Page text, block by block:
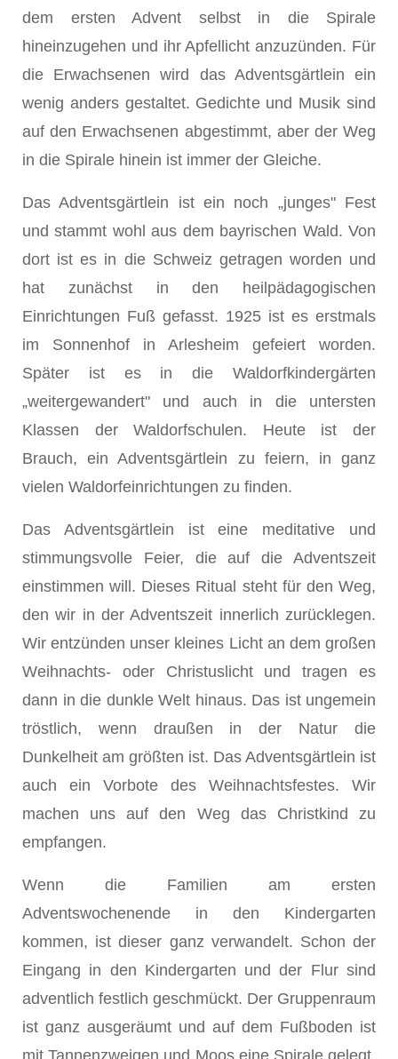
dem ersten Advent selbst in die Spirale
hineinzugehen und ihr Apfellicht anzuzün­den. Für
die Erwachsenen wird das Adventsgärtlein ein
we­nig anders gestaltet. Gedichte und Musik sind
auf den Er­wachsenen abgestimmt, aber der Weg
in die Spirale hinein ist immer der Gleiche.
Das Adventsgärtlein ist ein noch „junges" Fest
und stammt wohl aus dem bayrischen Wald. Von
dort ist es in die Schweiz getragen worden und
hat zunächst in den heilpä­dagogischen
Einrichtungen Fuß gefasst. 1925 ist es erstmals
im Sonnenhof in Arlesheim gefeiert worden.
Später ist es in die Waldorfkindergärten
„weitergewandert" und auch in die untersten
Klassen der Waldorfschulen. Heute ist der
Brauch, ein Adventsgärtlein zu feiern, in ganz
vielen Waldorfeinrich­tungen zu finden.
Das Adventsgärtlein ist eine meditative und
stimmungsvolle Feier, die auf die Adventszeit
einstimmen will. Dieses Ritu­al steht für den Weg,
den wir in der Adventszeit innerlich zurücklegen.
Wir entzünden unser kleines Licht an dem großen
Weihnachts- oder Christuslicht und tragen es
dann in die dunkle Welt hinaus. Das ist ungemein
tröstlich, wenn draußen in der Natur die
Dunkelheit am größten ist. Das Adventsgärtlein ist
auch ein Vorbote des Weihnachtsfestes. Wir
machen uns auf den Weg das Christkind zu
empfangen.
Wenn die Familien am ersten
Adventswochenende in den Kindergarten
kommen, ist dieser ganz verwandelt. Schon der
Eingang in den Kindergarten und der Flur sind
advent­lich festlich geschmückt. Der Gruppenraum
ist ganz ausge­räumt und auf dem Fußboden ist